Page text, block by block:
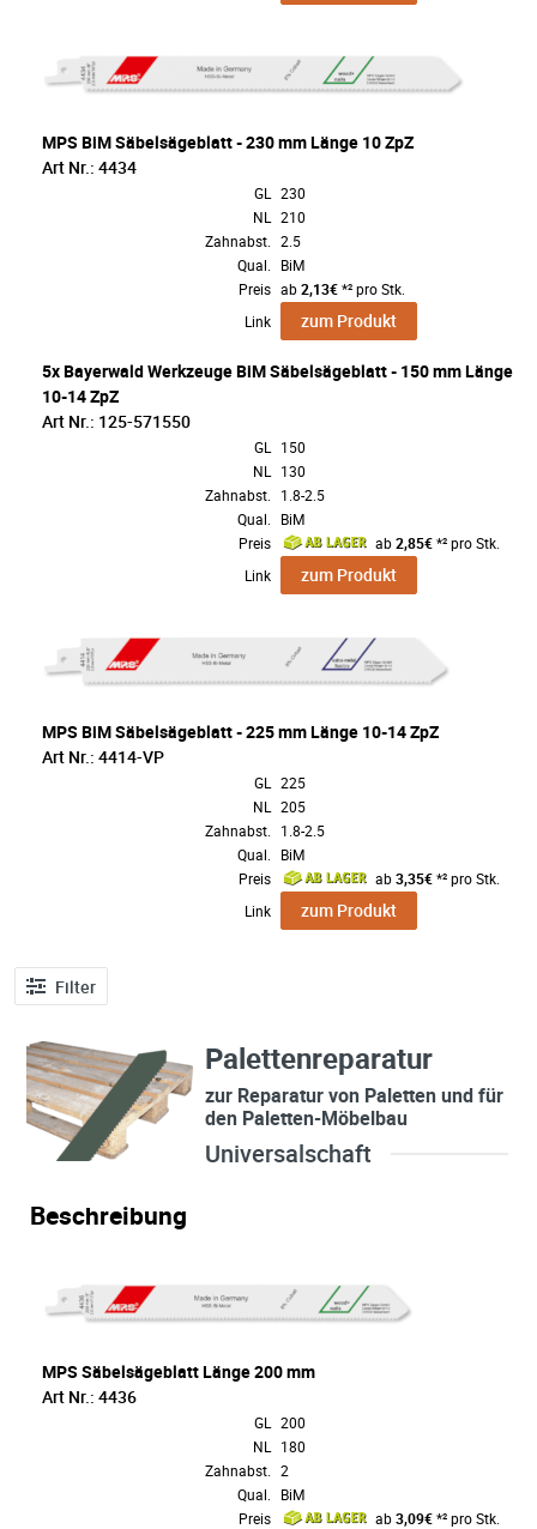
MPS BiM Säbelsägeblatt - 230 mm Länge 10 ZpZ
Art Nr.: 4434
GL
230
NL
210
Zahnabst.
2.5
Qual.
BiM
Preis ab2,13€*² pro Stk.
Link
zum Produkt
5x Bayerwald Werkzeuge BiM Säbelsägeblatt - 150 mm Länge
10-14 ZpZ
Art Nr.: 125-571550
GL
150
NL
130
Zahnabst.
1.8-2.5
Qual.
BiM
Preis
ab2,85€*² pro Stk.
Link
zum Produkt
MPS BiM Säbelsägeblatt - 225 mm Länge 10-14 ZpZ
Art Nr.: 4414-VP
GL
225
NL
205
Zahnabst.
1.8-2.5
Qual.
BiM
Preis
ab3,35€*² pro Stk.
Link
zum Produkt
Filter
Palettenreparatur
zur Reparatur von Paletten und für
den Paletten-Möbelbau
Universalschaft
Beschreibung
MPS Säbelsägeblatt Länge 200 mm
Art Nr.: 4436
GL
200
NL
180
Zahnabst.
2
Qual.
BiM
Preis
ab3,09€*² pro Stk.